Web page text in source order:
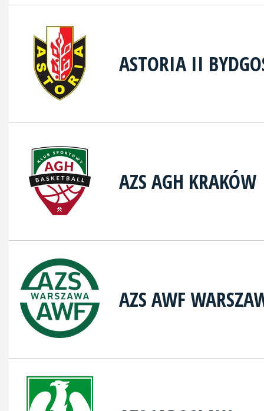
ASTORIA II
AZS AGH KRAKÓW
AZS AWF